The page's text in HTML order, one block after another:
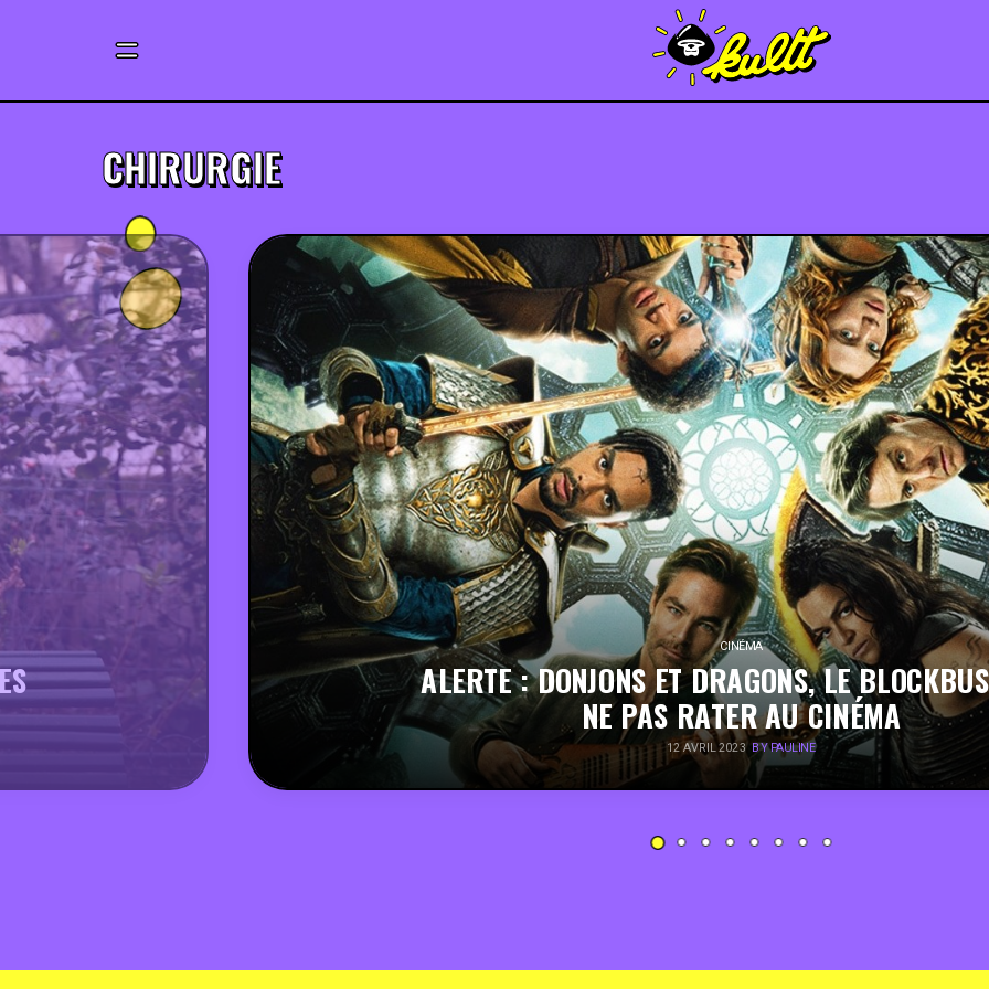
CHIRURGIE
CINÉMA
ALERTE : DONJONS ET DRAGONS, LE
NE PAS RATER AU CINÉMA
12 AVRIL 2023 BY PAULINE